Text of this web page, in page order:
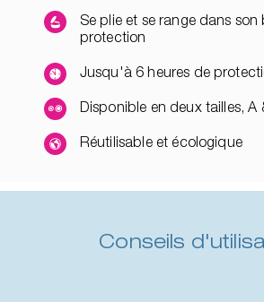
Se plie et se range dans son
protection
Jusqu'à 6 heures de
Disponible en deux tailles, A
Réutilisable et écologique
Conseils